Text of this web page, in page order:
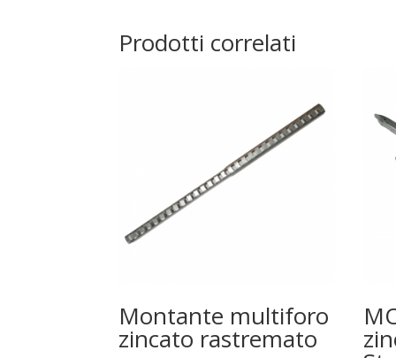
Prodotti correlati
Montante multiforo
zincato rastremato